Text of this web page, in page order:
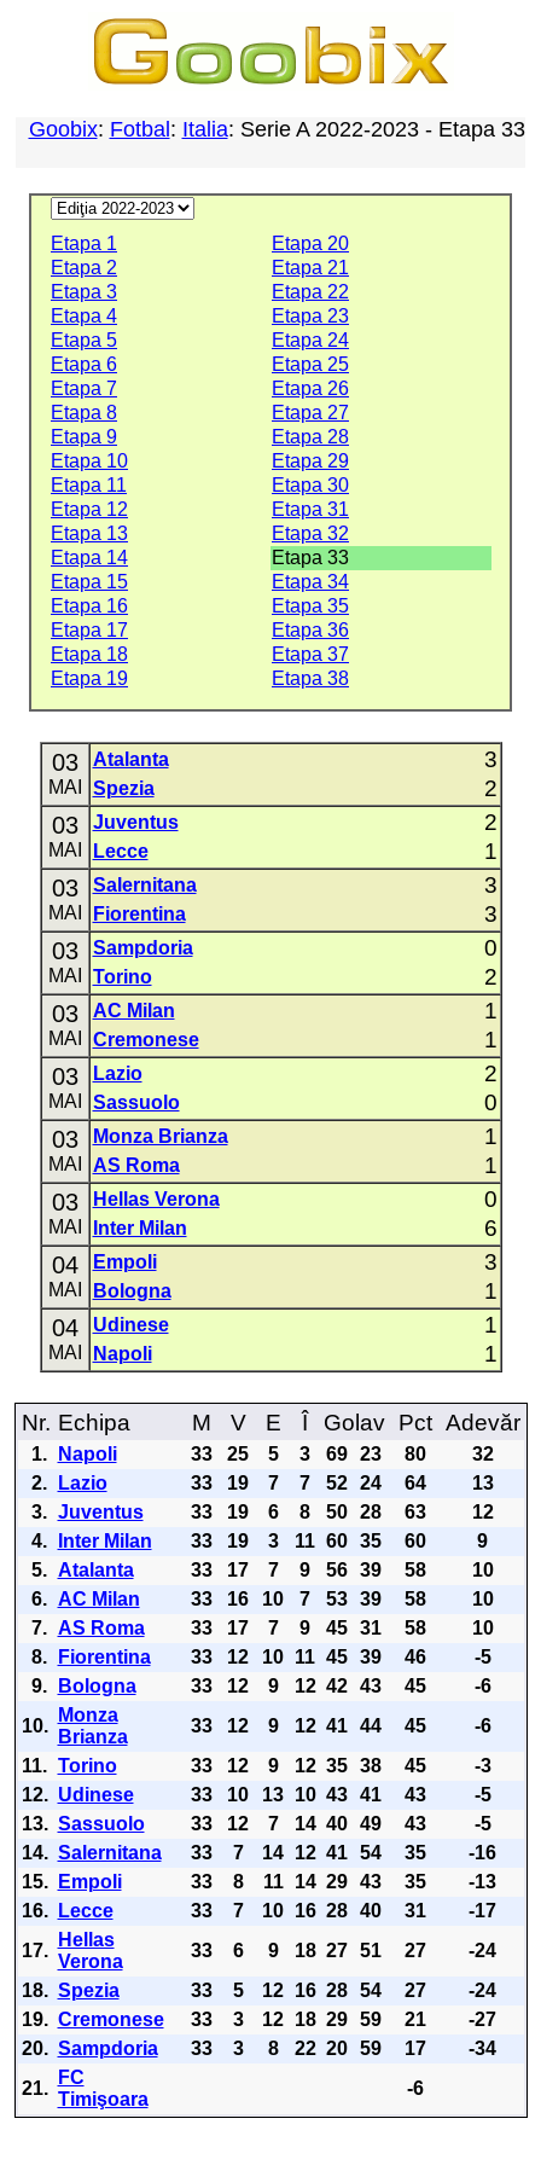
Goobix: Fotbal : Italia: Serie A 2022-2023 - Etapa 33
Etapa 1
Etapa 20
Etapa 2
Etapa 21
Etapa 3
Etapa 22
Etapa 4
Etapa 23
Etapa 5
Etapa 24
Etapa 6
Etapa 25
Etapa 7
Etapa 26
Etapa 8
Etapa 27
Etapa 9
Etapa 28
Etapa 10
Etapa 29
Etapa 11
Etapa 30
Etapa 12
Etapa 31
Etapa 13
Etapa 32
Etapa 14
Etapa 33
Etapa 15
Etapa 34
Etapa 16
Etapa 35
Etapa 17
Etapa 36
Etapa 18
Etapa 37
Etapa 19
Etapa 38
03
MAI
Atalanta 3
Spezia 2
03
MAI
Juventus 2
Lecce 1
03
MAI
Salernitana 3
Fiorentina 3
03
MAI
Sampdoria 0
Torino 2
03
MAI
AC Milan 1
Cremonese 1
03
MAI
Lazio 2
Sassuolo 0
03
MAI
Monza Brianza 1
AS Roma 1
03
MAI
Hellas Verona 0
Inter Milan 6
04
MAI
Empoli 3
Bologna 1
04
MAI
Udinese 1
Napoli 1
Nr. Echipa M V E Î Golav Pct Adevăr
1. Napoli 33 25 5 3 69 23 80
32
2.
Lazio 33 19 7 7 52 24 64
13
3. Juventus 33 19 6 8 50 28 63
12
4.
Inter Milan 33 19 3 11 60 35 60
9
5. Atalanta 33 17 7 9 56 39 58
10
6. AC Milan 33 16 10 7 53 39 58
10
7. AS Roma 33 17 7 9 45 31 58
10
8.
Fiorentina 33 12 10 11 45 39 46
-5
9.
Bologna 33 12 9 12 42 43 45
-6
10.
Monza
Brianza
33 12 9 12 41 44 45
-6
11. Torino 33 12 9 12 35 38 45
-3
12. Udinese 33 10 13 10 43 41 43
-5
13. Sassuolo 33 12 7 14 40 49 43
-5
14. Salernitana 33 7 14 12 41 54 35
-16
15.
Empoli 33 8 11 14 29 43 35
-13
16.
Lecce 33 7 10 16 28 40 31
-17
17.
Hellas
Verona
33 6 9 18 27 51 27
-24
18. Spezia 33 5 12 16 28 54 27
-24
19. Cremonese 33 3 12 18 29 59 21
-27
20. Sampdoria 33 3 8 22 20 59 17
-34
21.
FC
Timişoara
-6